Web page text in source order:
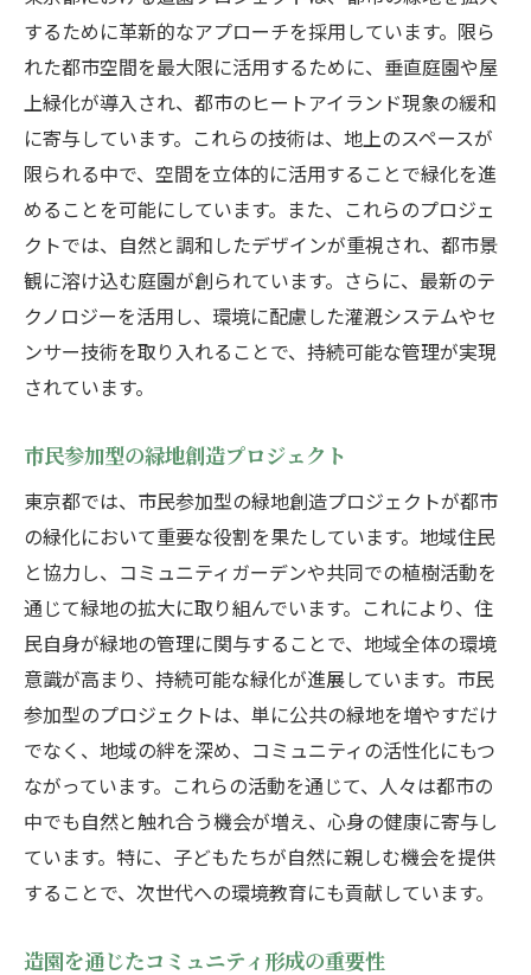
造園技術の進化がもたらす都市緑化
技術革新と造園の可能性
造園における持続可能な技術の活用
空間を彩る造園技術の最前線
限られた都市空間で造園が可能にする自然体験
都市部での豊かな自然体験
狭小スペースでの造園の挑戦
都会における自然との触れ合い
自然体験を支える造園の工夫
都市空間を生かした造園の事例
東京都の造園が描く未来の緑地のビジョン
未来を見据えた緑地計画
造園が描く次世代の都市緑地
持続可能な未来を目指す造園
都市開発と造園の共生
未来への提案としての造園
造園が導く未来の都市景観
造園を通じて東京都で自然と調和する生活を楽
しむ
日常に溶け込む造園の魅力
庭がもたらす生活の豊かさ
都市生活における自然との共生
するために革新的なアプローチを採用しています。限ら
れた都市空間を最大限に活用するために、垂直庭園や屋
上緑化が導入され、都市のヒートアイランド現象の緩和
に寄与しています。これらの技術は、地上のスペースが
限られる中で、空間を立体的に活用することで緑化を進
めることを可能にしています。また、これらのプロジェ
クトでは、自然と調和したデザインが重視され、都市景
観に溶け込む庭園が創られています。さらに、最新のテ
クノロジーを活用し、環境に配慮した灌漑システムやセ
ンサー技術を取り入れることで、持続可能な管理が実現
されています。
市民参加型の緑地創造プロジェクト
東京都では、市民参加型の緑地創造プロジェクトが都市
の緑化において重要な役割を果たしています。地域住民
と協力し、コミュニティガーデンや共同での植樹活動を
通じて緑地の拡大に取り組んでいます。これにより、住
民自身が緑地の管理に関与することで、地域全体の環境
意識が高まり、持続可能な緑化が進展しています。市民
参加型のプロジェクトは、単に公共の緑地を増やすだけ
でなく、地域の絆を深め、コミュニティの活性化にもつ
ながっています。これらの活動を通じて、人々は都市の
中でも自然と触れ合う機会が増え、心身の健康に寄与し
ています。特に、子どもたちが自然に親しむ機会を提供
することで、次世代への環境教育にも貢献しています。
造園を通じたコミュニティ形成の重要性